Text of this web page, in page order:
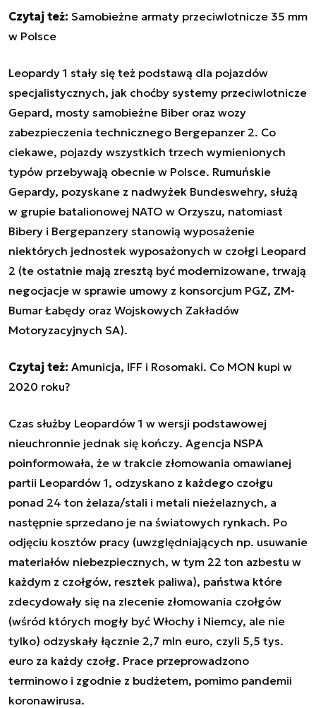
Czytaj też: Samobieżne armaty przeciwlotnicze 35 mm
w Polsce
Leopardy 1 stały się też podstawą dla pojazdów
specjalistycznych, jak choćby systemy przeciwlotnicze
Gepard, mosty samobieżne Biber oraz wozy
zabezpieczenia technicznego Bergepanzer 2. Co
ciekawe, pojazdy wszystkich trzech wymienionych
typów przebywają obecnie w Polsce. Rumuńskie
Gepardy, pozyskane z nadwyżek Bundeswehry, służą
w grupie batalionowej NATO w Orzyszu, natomiast
Bibery i Bergepanzery stanowią wyposażenie
niektórych jednostek wyposażonych w czołgi Leopard
2 (te ostatnie mają zresztą być modernizowane, trwają
negocjacje w sprawie umowy z konsorcjum PGZ, ZM-
Bumar Łabędy oraz Wojskowych Zakładów
Motoryzacyjnych SA).
Czytaj też: Amunicja, IFF i Rosomaki. Co MON kupi w
2020 roku?
Czas służby Leopardów 1 w wersji podstawowej
nieuchronnie jednak się kończy. Agencja NSPA
poinformowała, że w trakcie złomowania omawianej
partii Leopardów 1, odzyskano z każdego czołgu
ponad 24 ton żelaza/stali i metali nieżelaznych, a
następnie sprzedano je na światowych rynkach. Po
odjęciu kosztów pracy (uwzględniających np. usuwanie
materiałów niebezpiecznych, w tym 22 ton azbestu w
każdym z czołgów, resztek paliwa), państwa które
zdecydowały się na zlecenie złomowania czołgów
(wśród których mogły być Włochy i Niemcy, ale nie
tylko) odzyskały łącznie 2,7 mln euro, czyli 5,5 tys.
euro za każdy czołg. Prace przeprowadzono
terminowo i zgodnie z budżetem, pomimo pandemii
koronawirusa.